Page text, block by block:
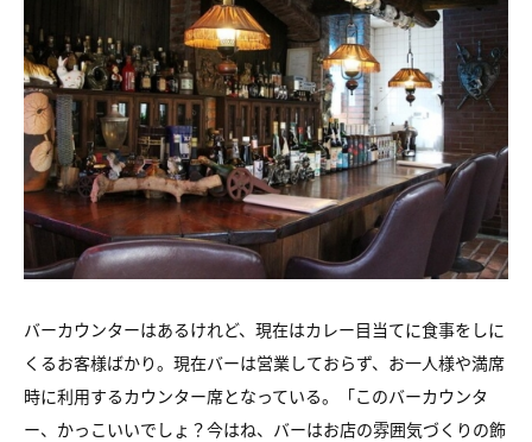
バーカウンターはあるけれど、現在はカレー目当てに食事をしに
くるお客様ばかり。現在バーは営業しておらず、お一人様や満席
時に利用するカウンター席となっている。「このバーカウンタ
ー、かっこいいでしょ？今はね、バーはお店の雰囲気づくりの飾